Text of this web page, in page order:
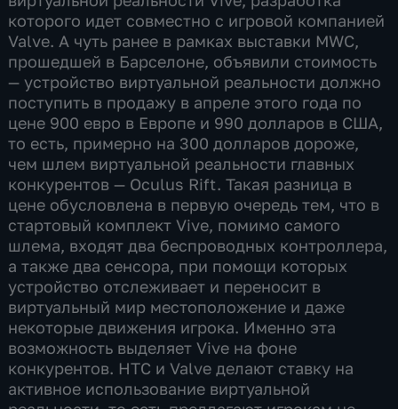
которого идет совместно с игровой компанией
Valve. А чуть ранее в рамках выставки MWC,
прошедшей в Барселоне, объявили стоимость
— устройство виртуальной реальности должно
поступить в продажу в апреле этого года по
цене 900 евро в Европе и 990 долларов в США,
то есть, примерно на 300 долларов дороже,
чем шлем виртуальной реальности главных
конкурентов — Oculus Rift. Такая разница в
цене обусловлена в первую очередь тем, что в
стартовый комплект Vive, помимо самого
шлема, входят два беспроводных контроллера,
а также два сенсора, при помощи которых
устройство отслеживает и переносит в
виртуальный мир местоположение и даже
некоторые движения игрока. Именно эта
возможность выделяет Vive на фоне
конкурентов. HTC и Valve делают ставку на
активное использование виртуальной